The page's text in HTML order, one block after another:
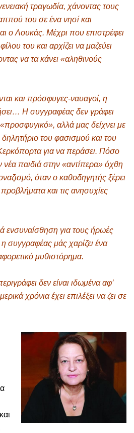
τραγωδία, χάνοντας τους
του σε ένα νησί και
ο Λουκάς. Μέχρι που επιστρέφει
του και αρχίζει να μαζεύει
να τα κάνει «αληθινούς
και πρόσφυγες-ναυαγοί, η
Η συγγραφέας δεν γράφει
αλλά μας δείχνει με
του φασισμού και του
για να περάσει. Πόσο
νέα παιδιά στην «αντίπερα» όχθη
όταν ο καθοδηγητής ξέρει
και τις ανησυχίες
ενσυναίσθηση για τους ήρωές
συγγραφέας μάς χαρίζει ένα
μυθιστόρημα.
δεν είναι ιδωμένα αφ’
χρόνια έχει επιλέξει να ζει σε